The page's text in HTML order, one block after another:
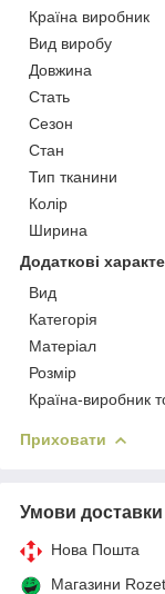
Країна виробник
Вид виробу
Довжина
Стать
Сезон
Стан
Тип тканини
Колір
Ширина
Додаткові
Вид
Категорія
Матеріал
Розмір
Країна-виробник
Приховати
Умови доставки
Нова Пошта
Магазини